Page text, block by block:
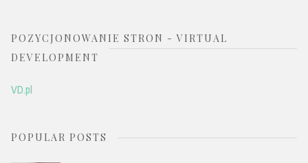
POZYCJONOWANIE STRON - VIRTUAL
DEVELOPMENT
VD.pl
POPULAR POSTS